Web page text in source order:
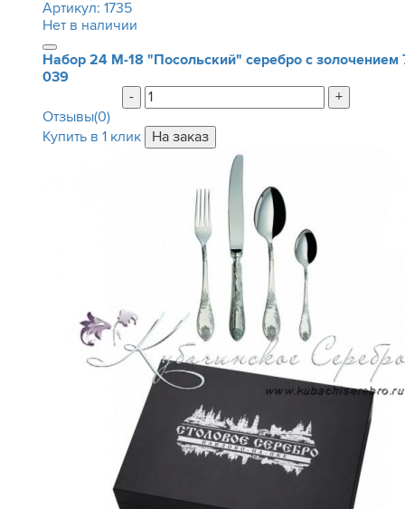
Артикул:1735
Нет в наличии
Набор 24 М-18 "Посольский" серебро с золочением
039
-
+
Отзывы(0)
Купить в 1 клик